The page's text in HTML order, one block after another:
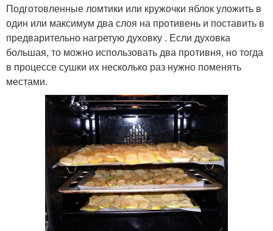
Подготовленные ломтики или кружочки яблок уложить в
один или максимум два слоя на противень и поставить в
предварительно нагретую духовку . Если духовка
большая, то можно использовать два противня, но тогда
в процессе сушки их несколько раз нужно поменять
местами.